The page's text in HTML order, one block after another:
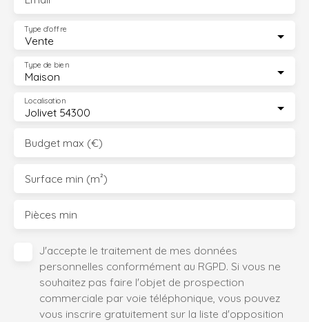
Vente
Type d'offre
Maison
Type de bien
Jolivet 54300
Localisation
Budget max (€)
Surface min (m²)
Pièces min
J'accepte le traitement de mes données
personnelles conformément au RGPD. Si vous ne
souhaitez pas faire l'objet de prospection
commerciale par voie téléphonique, vous pouvez
vous inscrire gratuitement sur la liste d'opposition